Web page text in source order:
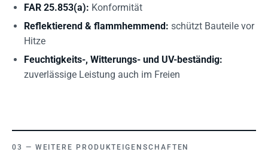
FAR 25.853(a): Konformität
Reflektierend & flammhemmend: schützt Bauteile vor
Hitze
Feuchtigkeits-, Witterungs- und UV-beständig:
zuverlässige Leistung auch im Freien
WEITERE PRODUKTEIGENSCHAFTEN